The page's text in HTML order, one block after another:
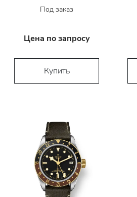
Под заказ
Цена по запросу
Купить